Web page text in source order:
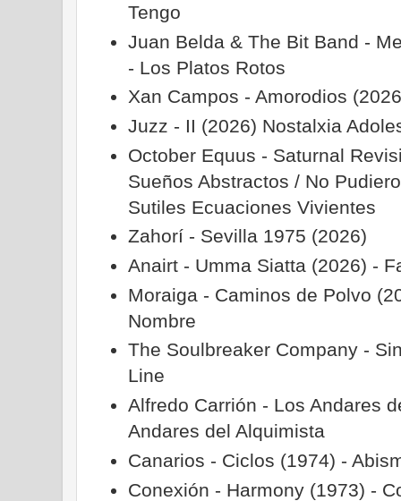
Tengo
Juan Belda & The Bit Band -
- Los Platos Rotos
Xan Campos - Amorodios
Juzz - II (2026) Nostalxia
October Equus - Saturnal
Sueños Abstractos / No
Sutiles Ecuaciones Vivientes
Zahorí - Sevilla 1975 (2026)
Anairt - Umma Siatta (2026) -
Moraiga - Caminos de Polvo
Nombre
The Soulbreaker Company -
Line
Alfredo Carrión - Los Andares
Andares del Alquimista
Canarios - Ciclos (1974) -
Conexión - Harmony (1973) -